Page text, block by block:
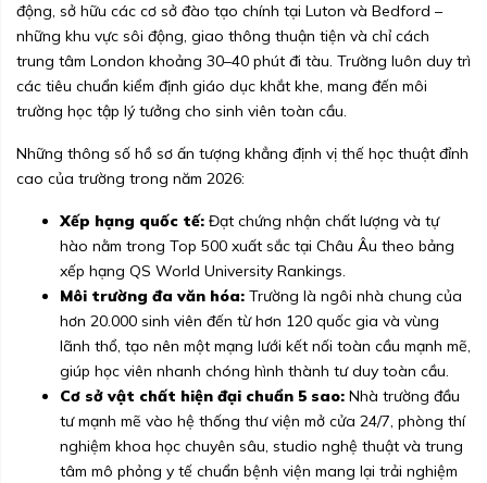
động, sở hữu các cơ sở đào tạo chính tại Luton và Bedford –
những khu vực sôi động, giao thông thuận tiện và chỉ cách
trung tâm London khoảng 30–40 phút đi tàu. Trường luôn duy trì
các tiêu chuẩn kiểm định giáo dục khắt khe, mang đến môi
trường học tập lý tưởng cho sinh viên toàn cầu.
Những thông số hồ sơ ấn tượng khẳng định vị thế học thuật đỉnh
cao của trường trong năm 2026:
Xếp hạng quốc tế: Đạt chứng nhận chất lượng và tự
hào nằm trong Top 500 xuất sắc tại Châu Âu theo bảng
xếp hạng QS World University Rankings.
Môi trường đa văn hóa: Trường là ngôi nhà chung của
hơn 20.000 sinh viên đến từ hơn 120 quốc gia và vùng
lãnh thổ, tạo nên một mạng lưới kết nối toàn cầu mạnh mẽ,
giúp học viên nhanh chóng hình thành tư duy toàn cầu.
Cơ sở vật chất hiện đại chuẩn 5 sao: Nhà trường đầu
tư mạnh mẽ vào hệ thống thư viện mở cửa 24/7, phòng thí
nghiệm khoa học chuyên sâu, studio nghệ thuật và trung
tâm mô phỏng y tế chuẩn bệnh viện mang lại trải nghiệm